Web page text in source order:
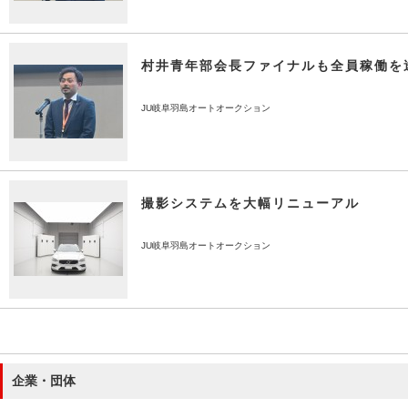
村井青年部会長ファイナルも全員稼働を
JU岐阜羽島オートオークション
撮影システムを大幅リニューアル
JU岐阜羽島オートオークション
企業・団体